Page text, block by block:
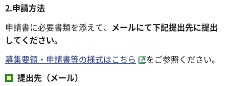
2.申請方法
申請書に必要書類を添えて、 メールにて下記提出先に提出
してください。
募集要領・申請書等の様式はこちら
をご参照ください。
提出先（メール）